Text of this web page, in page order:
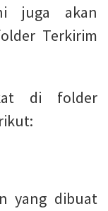
juga akan
Terkirim
di folder
yang dibuat